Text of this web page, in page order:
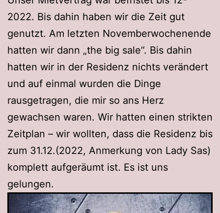
2022. Bis dahin haben wir die Zeit gut
genutzt. Am letzten Novemberwochenende
hatten wir dann „the big sale“. Bis dahin
hatten wir in der Residenz nichts verändert
und auf einmal wurden die Dinge
rausgetragen, die mir so ans Herz
gewachsen waren. Wir hatten einen strikten
Zeitplan – wir wollten, dass die Residenz bis
zum 31.12.(2022, Anmerkung von Lady Sas)
komplett aufgeräumt ist. Es ist uns
gelungen.